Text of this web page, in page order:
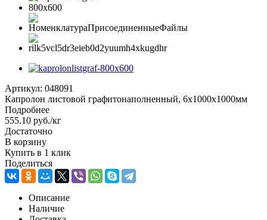
Артикул: 048091
Капролон листовой графитонаполненный, 6x1000x1000мм
Подробнее
555.10 руб./кг
Достаточно
В корзину
Купить в 1 клик
Поделиться
Описание
Наличие